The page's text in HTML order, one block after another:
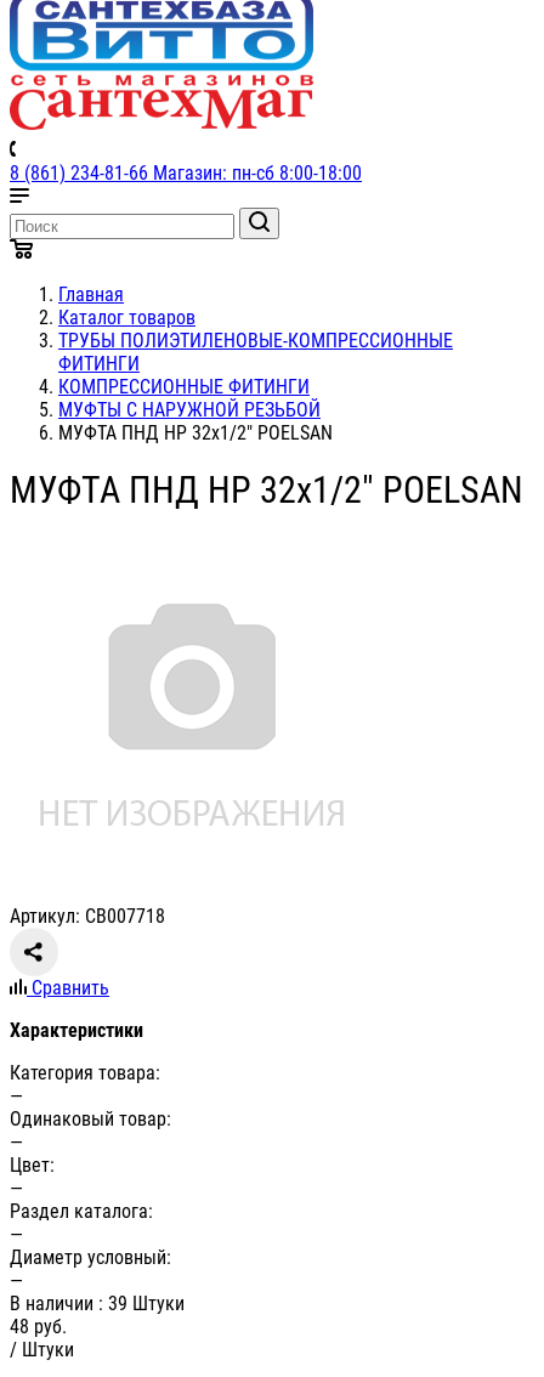
8 (861) 234-81-66 Магазин: пн-сб 8:00-18:00
Главная
Каталог товаров
ТРУБЫ ПОЛИЭТИЛЕНОВЫЕ-КОМПРЕССИОННЫЕ
ФИТИНГИ
КОМПРЕССИОННЫЕ ФИТИНГИ
МУФТЫ С НАРУЖНОЙ РЕЗЬБОЙ
МУФТА ПНД НР 32х1/2" POELSAN
МУФТА ПНД НР 32х1/2" POELSAN
Артикул: СВ007718
Сравнить
Характеристики
Категория товара:
—
Одинаковый товар:
—
Цвет:
—
Раздел каталога:
—
Диаметр условный:
—
В наличии : 39 Штуки
48 руб.
/ Штуки